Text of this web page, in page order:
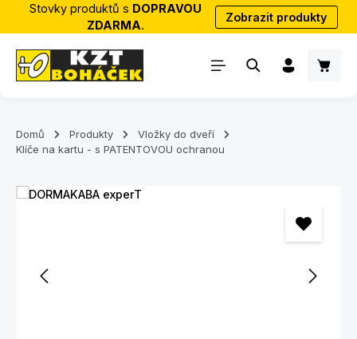
Přejít na hlavní obsah
Stovky produktů s DOPRAVOU
ZDARMA.
Zobrazit produkty
Domů Produkty
Vložky do dveří
Klíče na kartu - s PATENTOVOU ochranou
Přeskočit galerii obrázků